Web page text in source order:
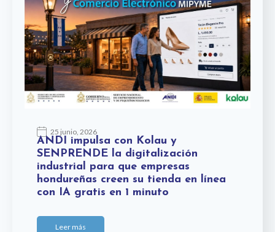
25 junio, 2026
ANDI impulsa con Kolau y
SENPRENDE la digitalización
industrial para que empresas
hondureñas creen su tienda en línea
con IA gratis en 1 minuto
Leer más